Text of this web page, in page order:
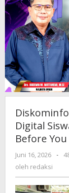
Digital
Before You
Juni 16, 2026 -
oleh redaksi